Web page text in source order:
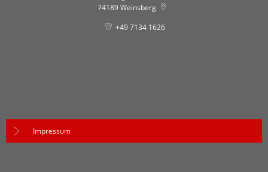
74189Weinsberg
+49 7134 1626
Impressum